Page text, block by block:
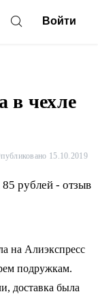
Войти
в чехле
15.10.2019
на Алиэкспресс
подружкам.
доставка была